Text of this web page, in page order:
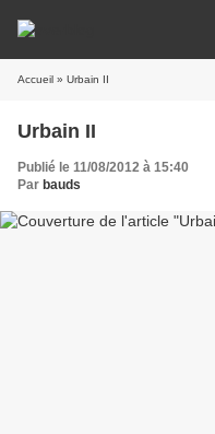
Accueil » Urbain II
Urbain II
Publié le 11/08/2012 à 15:40
Par bauds